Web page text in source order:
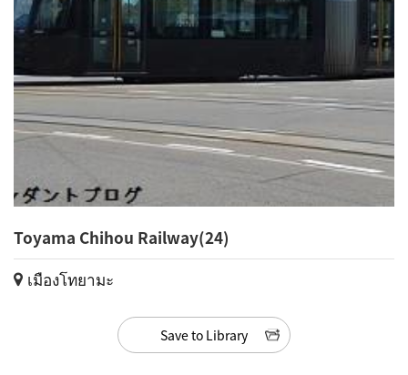
Toyama Chihou Railway(24)
เมืองโทยามะ
Save to Library